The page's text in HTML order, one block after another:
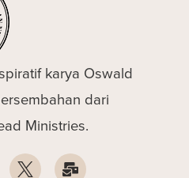
karya Oswald
dari
Ministries.